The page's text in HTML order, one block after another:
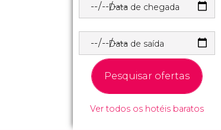
Data de chegada
Data de saída
Pesquisar ofertas
Ver todos os hotéis baratos